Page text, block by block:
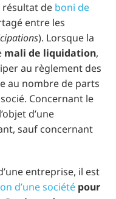
de boni de
entre les
). Lorsque la
mali de liquidation,
au règlement des
au nombre de parts
Concernant le
d’une
sauf concernant
entreprise, il est
d’une société pour